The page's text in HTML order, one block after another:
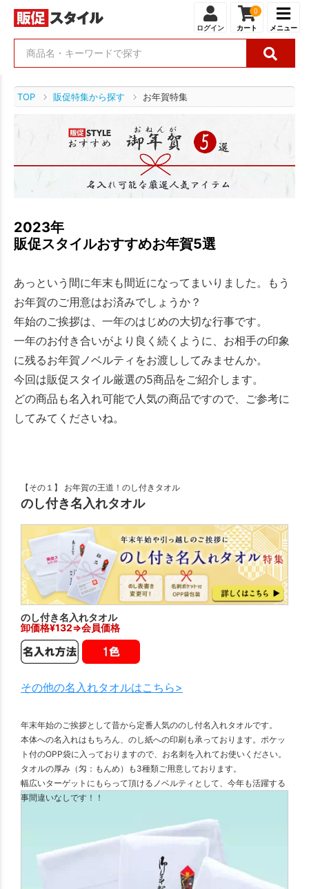
ログイン
0
カート メニュー
TOP 販促特集から探す お年賀特集
2023年
販促スタイルおすすめお年賀5選
あっという間に年末も間近になってまいりました。もう
お年賀のご用意はお済みでしょうか？
年始のご挨拶は、一年のはじめの大切な行事です。
一年のお付き合いがより良く続くように、お相手の印象
に残るお年賀ノベルティをお渡ししてみませんか。
今回は販促スタイル厳選の5商品をご紹介します。
どの商品も名入れ可能で人気の商品ですので、ご参考に
してみてくださいね。
【その１】 お年賀の王道！のし付きタオル
のし付き名入れタオル
のし付き名入れタオル
卸価格¥132⇒会員価格
その他の名入れタオルはこちら>
年末年始のご挨拶として昔から定番人気ののし付名入れタオルです。
本体への名入れはもちろん、のし紙への印刷も承っております。ポケッ
ト付のOPP袋に入っておりますので、お名刺を入れてお使いください。
タオルの厚み（匁：もんめ）も3種類ご用意しております。
幅広いターゲットにもらって頂けるノベルティとして、今年も活躍する
事間違いなしです！！